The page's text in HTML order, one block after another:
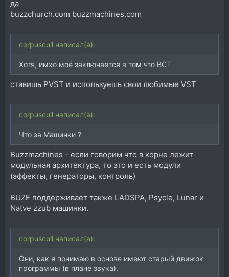
да
buzzchurch.com buzzmachines.com
corpuscull написал(а):
Хотя, имхо моё заключается в том что ВСТ
ставишь PVST и используешь свои любимые VST
corpuscull написал(а):
Что за Машинки ?
Buzzmachines - если говорим что в корне лежит
модульная архитектура, то это и есть модули
(эффекты, генераторы, контроль)
BUZE поддерживает также LADSPA, Psycle, Lunar и
Natve zzub машинки.
corpuscull написал(а):
Они, как я понимаю в основе имеют старый движок
программы (в плане звука).